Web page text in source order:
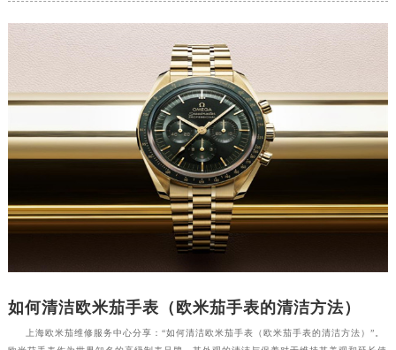
如何清洁欧米茄手表（欧米茄手表的清洁方法）
上海欧米茄维修服务中心分享：“如何清洁欧米茄手表（欧米茄手表的清洁方法）”。